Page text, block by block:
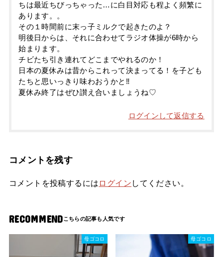
ちは最近ちびっちゃった…に白目対応も程よく頻繁に
あります。。
その１時間前に末っ子ミルクで起きたのよ？
明後日からは、それに合わせてラジオ体操が6時から
始まります。
チビたち引き連れてどこまでやれるのか！
日本の夏休みは昔からこれって決まってる！を子ども
たちと思いっきり味わおうかと‼️
夏休み終了はぜひ讃え合いましょうね♡
ログインして返信する
コメントを残す
コメントを投稿するには ログイン してください。
RECOMMEND
母ゴコロ 母ゴコロ